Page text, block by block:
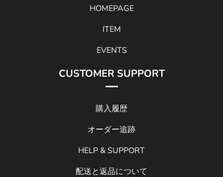
HOMEPAGE
ITEM
EVENTS
CUSTOMER SUPPORT
購入履歴
オーダー追跡
HELP & SUPPORT
配送と返品について